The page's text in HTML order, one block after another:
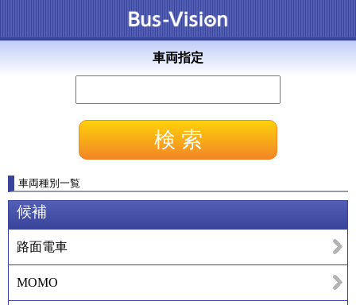
車両指定
車両種別一覧
候補
路面電車
MOMO